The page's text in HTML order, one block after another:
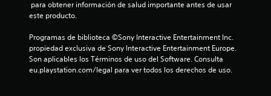
este producto.
Programas de biblioteca ©Sony Interactive Entertainment Inc.
propiedad exclusiva de Sony Interactive Entertainment Europe.
Son aplicables los Términos de uso del Software. Consulta
eu.playstation.com/legal para ver todos los derechos de uso.